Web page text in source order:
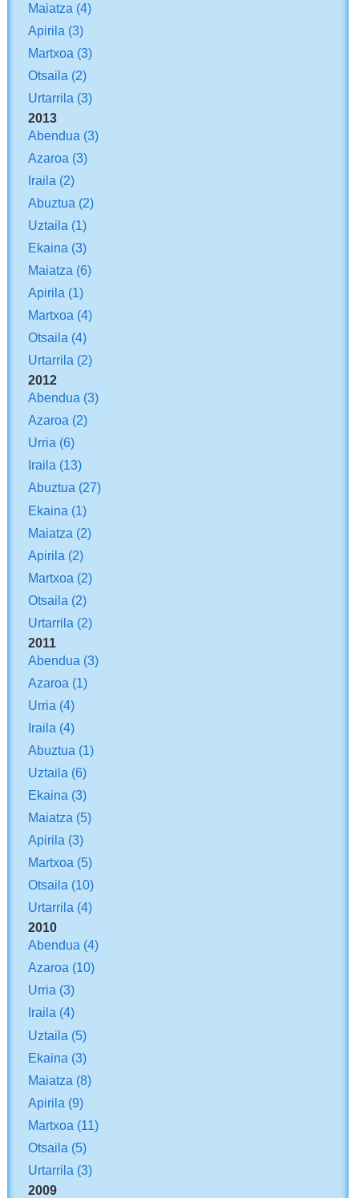
Maiatza (4)
Apirila (3)
Martxoa (3)
Otsaila (2)
Urtarrila (3)
2013
Abendua (3)
Azaroa (3)
Iraila (2)
Abuztua (2)
Uztaila (1)
Ekaina (3)
Maiatza (6)
Apirila (1)
Martxoa (4)
Otsaila (4)
Urtarrila (2)
2012
Abendua (3)
Azaroa (2)
Urria (6)
Iraila (13)
Abuztua (27)
Ekaina (1)
Maiatza (2)
Apirila (2)
Martxoa (2)
Otsaila (2)
Urtarrila (2)
2011
Abendua (3)
Azaroa (1)
Urria (4)
Iraila (4)
Abuztua (1)
Uztaila (6)
Ekaina (3)
Maiatza (5)
Apirila (3)
Martxoa (5)
Otsaila (10)
Urtarrila (4)
2010
Abendua (4)
Azaroa (10)
Urria (3)
Iraila (4)
Uztaila (5)
Ekaina (3)
Maiatza (8)
Apirila (9)
Martxoa (11)
Otsaila (5)
Urtarrila (3)
2009